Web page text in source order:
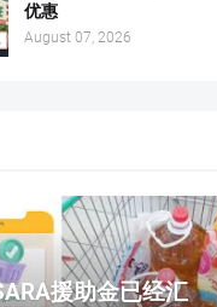
优惠
August 07, 2026
援助金已经汇